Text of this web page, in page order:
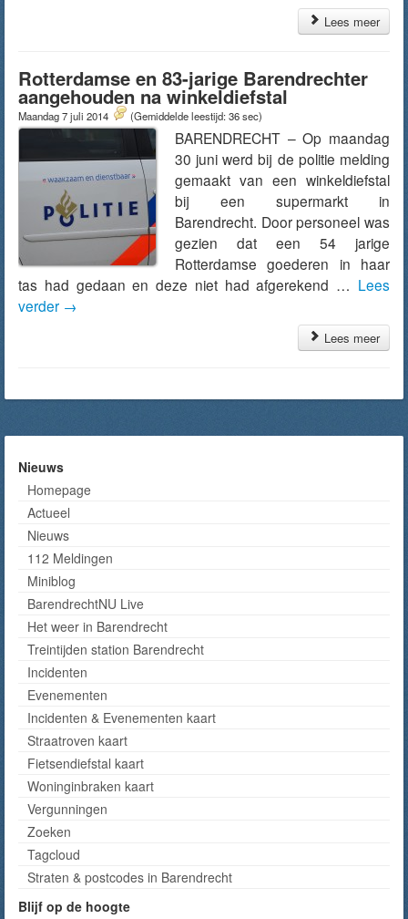
Lees meer
Rotterdamse en 83-jarige Barendrechter
aangehouden na winkeldiefstal
Maandag 7 juli 2014 (Gemiddelde leestijd: 36 sec)
BARENDRECHT – Op maandag
30 juni werd bij de politie melding
gemaakt van een winkeldiefstal
bij een supermarkt in
Barendrecht. Door personeel was
gezien dat een 54 jarige
Rotterdamse goederen in haar
tas had gedaan en deze niet had afgerekend … Lees
verder →
Lees meer
Nieuws
Homepage
Actueel
Nieuws
112 Meldingen
Miniblog
BarendrechtNU Live
Het weer in Barendrecht
Treintijden station Barendrecht
Incidenten
Evenementen
Incidenten & Evenementen kaart
Straatroven kaart
Fietsendiefstal kaart
Woninginbraken kaart
Vergunningen
Zoeken
Tagcloud
Straten & postcodes in Barendrecht
Blijf op de hoogte